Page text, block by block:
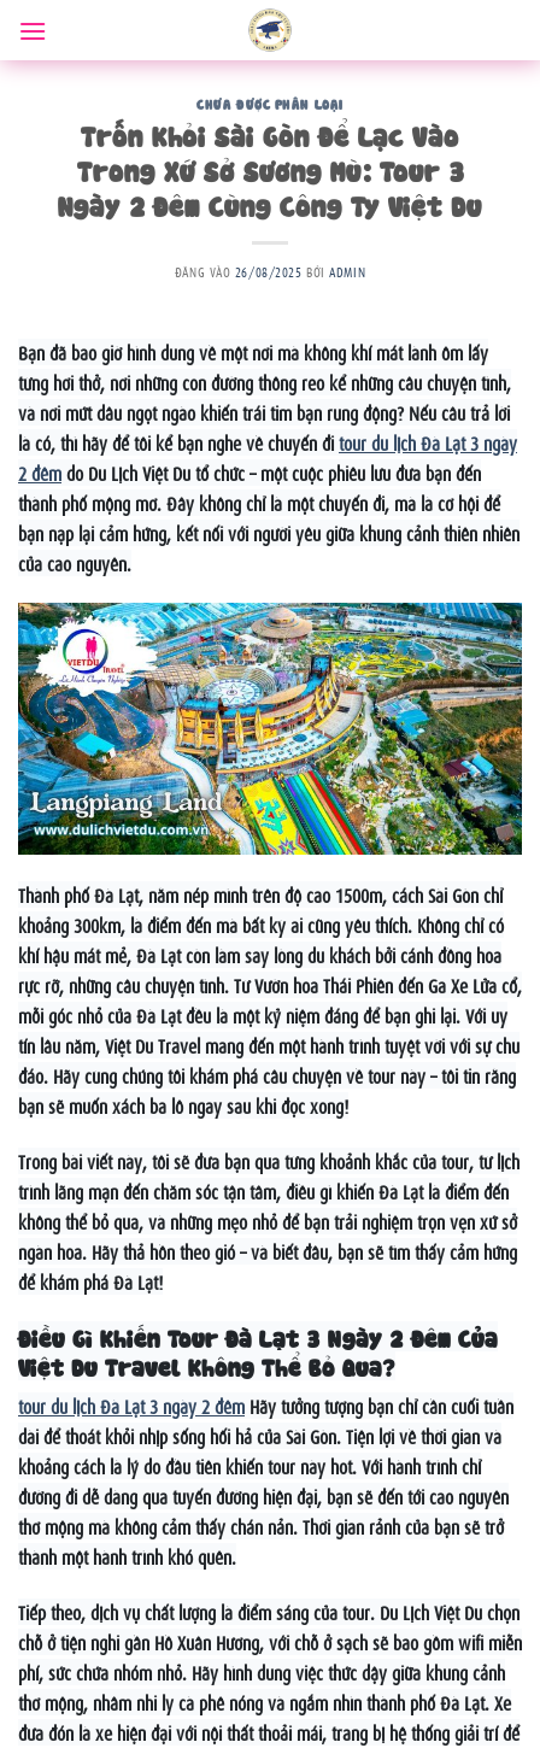
qua
nội
CHƯA ĐƯỢC PHÂN LOẠI
Trốn Khỏi Sài Gòn Để Lạc Vào
Trong Xứ Sở Sương Mù: Tour 3
Ngày 2 Đêm Cùng Công Ty Việt Du
ĐĂNG VÀO 26/08/2025 BỞIADMIN
Bạn đã bao giờ hình dung về một nơi mà không khí mát lành ôm lấy
từng hơi thở, nơi những con đường thông reo kể những câu chuyện tình,
và nơi mứt dâu ngọt ngào khiến trái tim bạn rung động? Nếu câu trả lời
là có, thì hãy để tôi kể bạn nghe về chuyến đitour du lịch Đà Lạt 3 ngày
2 đêmdo Du Lịch Việt Du tổ chức – một cuộc phiêu lưu đưa bạn đến
thành phố mộng mơ. Đây không chỉ là một chuyến đi, mà là cơ hội để
bạn nạp lại cảm hứng, kết nối với người yêu giữa khung cảnh thiên nhiên
của cao nguyên.
Thành phố Đà Lạt, nằm nép mình trên độ cao 1500m, cách Sài Gòn chỉ
khoảng 300km, là điểm đến mà bất kỳ ai cũng yêu thích. Không chỉ có
khí hậu mát mẻ, Đà Lạt còn làm say lòng du khách bởi cánh đồng hoa
rực rỡ, những câu chuyện tình. Từ Vườn hoa Thái Phiên đến Ga Xe Lửa cổ,
mỗi góc nhỏ của Đà Lạt đều là một kỷ niệm đáng để bạn ghi lại. Với uy
tín lâu năm, Việt Du Travel mang đến một hành trình tuyệt vời với sự chu
đáo. Hãy cùng chúng tôi khám phá câu chuyện về tour này – tôi tin rằng
bạn sẽ muốn xách ba lô ngay sau khi đọc xong!
Trong bài viết này, tôi sẽ đưa bạn qua từng khoảnh khắc của tour, từ lịch
trình lãng mạn đến chăm sóc tận tâm, điều gì khiến Đà Lạt là điểm đến
không thể bỏ qua, và những mẹo nhỏ để bạn trải nghiệm trọn vẹn xứ sở
ngàn hoa. Hãy thả hồn theo gió – và biết đâu, bạn sẽ tìm thấy cảm hứng
để khám phá Đà Lạt!
Điều Gì Khiến Tour Đà Lạt 3 Ngày 2 Đêm Của
Việt Du Travel Không Thể Bỏ Qua?
tour du lịch Đà Lạt 3 ngày 2 đêm Hãy tưởng tượng bạn chỉ cần cuối tuần
dài để thoát khỏi nhịp sống hối hả của Sài Gòn. Tiện lợi về thời gian và
khoảng cách là lý do đầu tiên khiến tour này hot. Với hành trình chỉ
đường đi dễ dàng qua tuyến đường hiện đại, bạn sẽ đến tới cao nguyên
thơ mộng mà không cảm thấy chán nản. Thời gian rảnh của bạn sẽ trở
thành một hành trình khó quên.
Tiếp theo, dịch vụ chất lượng là điểm sáng của tour. Du Lịch Việt Du chọn
chỗ ở tiện nghi gần Hồ Xuân Hương, với chỗ ở sạch sẽ bao gồm wifi miễn
phí, sức chứa nhóm nhỏ. Hãy hình dung việc thức dậy giữa khung cảnh
thơ mộng, nhâm nhi ly cà phê nóng và ngắm nhìn thành phố Đà Lạt. Xe
đưa đón là xe hiện đại với nội thất thoải mái, trang bị hệ thống giải trí để